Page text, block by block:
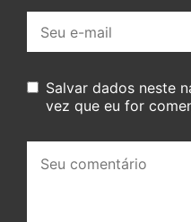
mail:
Salvar dados neste
vez que eu for
comentário: